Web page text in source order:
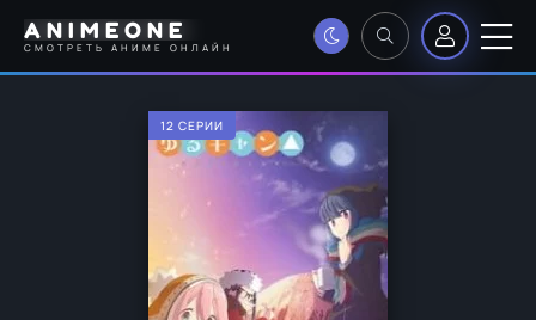
ANIMEONE
СМОТРЕТЬ АНИМЕ ОНЛАЙН
12 СЕРИИ